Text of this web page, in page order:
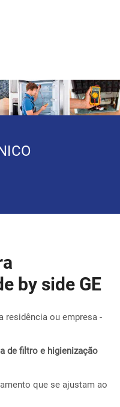
by side GE
residência ou empresa -
de filtro e higienização
que se ajustam ao